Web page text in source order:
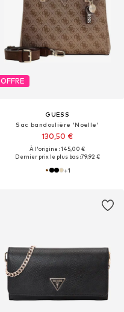
OFFRE
GUESS
Sac bandoulière 'Noelle'
130,50 €
À l'origine : 145,00 €
Dernier prix le plus bas :79,92 €
+1